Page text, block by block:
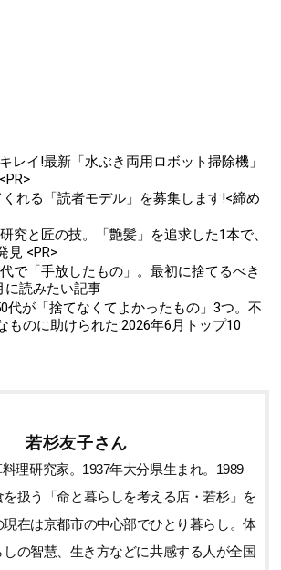
レイ!最新「水ぶき両用ロボット掃除機」
れる「読者モデル」を募集します!<締め
究と匠の技。「艶髪」を追求した1本で、
見 <PR>
で「手放したもの」。最初に捨てるべき
に読みたい記事
代が「捨てなくてよかったもの」3つ。不
ものに助けられた:2026年6月トップ10
若杉友子さん
理研究家。1937年大分県生まれ。1989
扱う「命と暮らしを考える店・若杉」を
現在は京都市の中心部でひとり暮らし。体
の智慧、生き方などに共感する人が全国